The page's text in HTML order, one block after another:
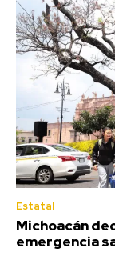
Estatal
Michoacán
emergencia